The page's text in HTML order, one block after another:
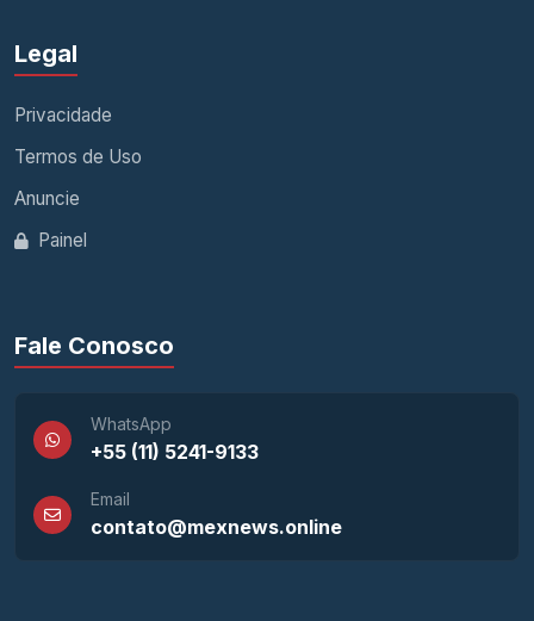
Legal
Privacidade
Termos de Uso
Anuncie
Painel
Fale Conosco
WhatsApp
+55 (11) 5241-9133
Email
contato@mexnews.online